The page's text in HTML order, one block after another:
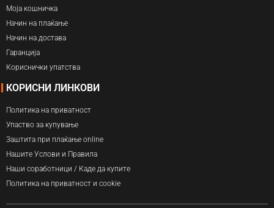
Моја кошничка
Начин на плаќање
Начин на достава
Гаранција
Кориснички упатства
КОРИСНИ ЛИНКОВИ
Политика на приватност
Упаство за купување
Заштита при плаќање online
Нашите Услови и Правила
Наши соработници / Каде да купите
Политика на приватност и cookie